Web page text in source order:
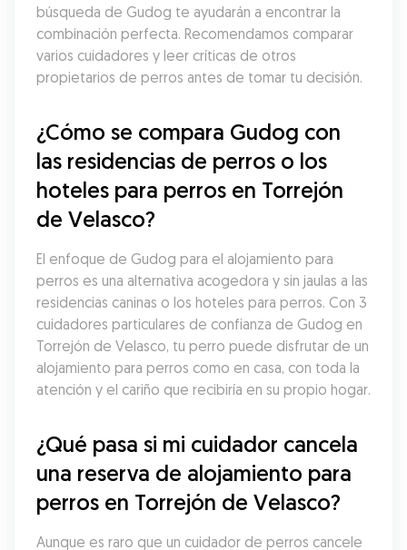
búsqueda de Gudog te ayudarán a encontrar la
combinación perfecta. Recomendamos comparar
varios cuidadores y leer críticas de otros
propietarios de perros antes de tomar tu decisión.
¿Cómo se compara Gudog con
las residencias de perros o los
hoteles para perros en Torrejón
de Velasco?
El enfoque de Gudog para el alojamiento para
perros es una alternativa acogedora y sin jaulas a las
residencias caninas o los hoteles para perros. Con 3
cuidadores particulares de confianza de Gudog en
Torrejón de Velasco, tu perro puede disfrutar de un
alojamiento para perros como en casa, con toda la
atención y el cariño que recibiría en su propio hogar.
¿Qué pasa si mi cuidador cancela
una reserva de alojamiento para
perros en Torrejón de Velasco?
Aunque es raro que un cuidador de perros cancele